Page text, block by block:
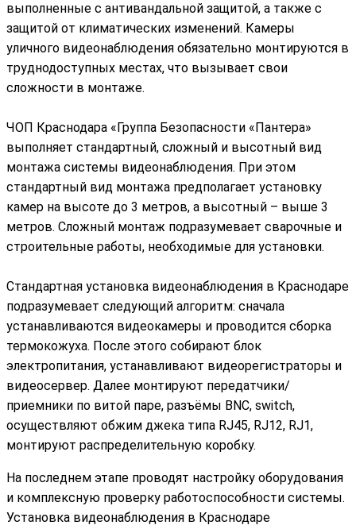
выполненные с антивандальной защитой, а также с
защитой от климатических изменений. Камеры
уличного видеонаблюдения обязательно монтируются в
труднодоступных местах, что вызывает свои
сложности в монтаже.
ЧОП Краснодара «Группа Безопасности «Пантера»
выполняет стандартный, сложный и высотный вид
монтажа системы видеонаблюдения. При этом
стандартный вид монтажа предполагает установку
камер на высоте до 3 метров, а высотный – выше 3
метров. Сложный монтаж подразумевает сварочные и
строительные работы, необходимые для установки.
Стандартная установка видеонаблюдения в Краснодаре
подразумевает следующий алгоритм: сначала
устанавливаются видеокамеры и проводится сборка
термокожуха. После этого собирают блок
электропитания, устанавливают видеорегистраторы и
видеосервер. Далее монтируют передатчики/
приемники по витой паре, разъёмы BNC, switch,
осуществляют обжим джека типа RJ45, RJ12, RJ1,
монтируют распределительную коробку.
На последнем этапе проводят настройку оборудования
и комплексную проверку работоспособности системы.
Установка видеонаблюдения в Краснодаре